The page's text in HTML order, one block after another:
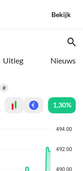
Bekijk
Uitleg Nieuws
#
€ 1,30%